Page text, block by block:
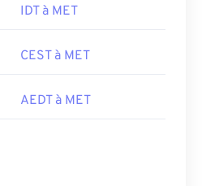
IDT à MET
CEST à MET
AEDT à MET